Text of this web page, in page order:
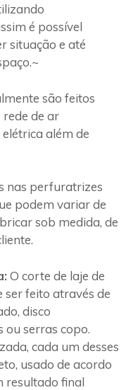
é possível
situação e até
são feitos
de ar
além de
nas perfuratrizes
podem variar de
sob medida, de
O corte de laje de
ser feito através de
disco
serras copo.
cada um desses
usado de acordo
resultado final